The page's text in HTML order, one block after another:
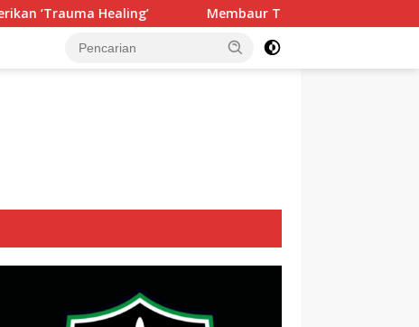
Membaur Tanpa Sekat, Fadlin Dengarkan Cerita dan